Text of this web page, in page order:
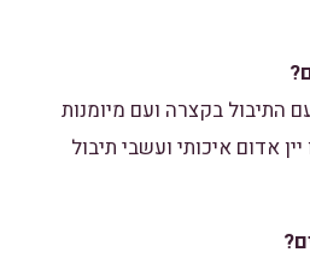
התיבול בקצרה ועם מיומנות
אדום איכותי ועשבי תיבול